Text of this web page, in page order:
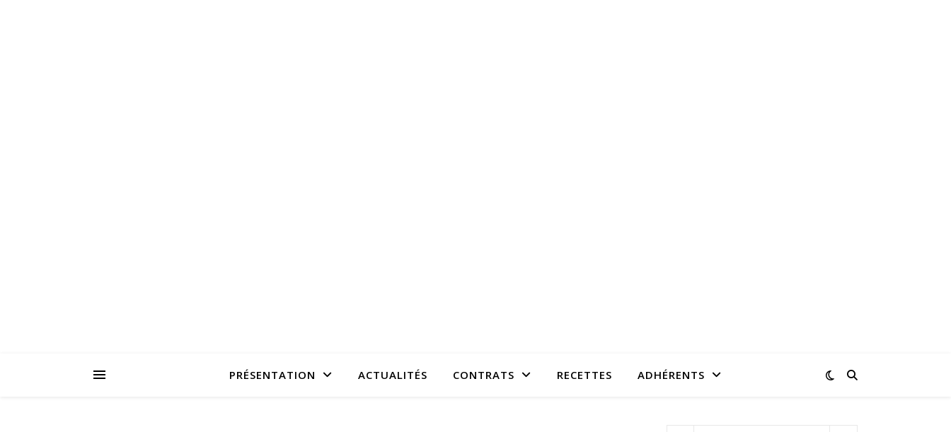
PRÉSENTATION ACTUALITÉS CONTRATS RECETTES ADHÉRENTS